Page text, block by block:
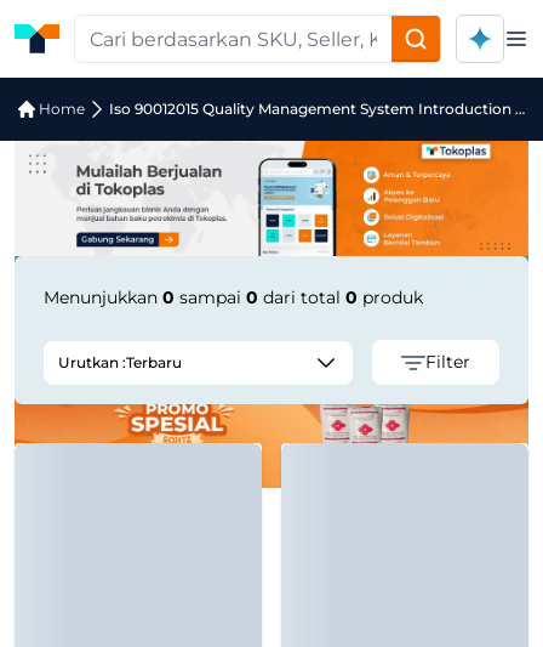
Home Iso 90012015 Quality Management System Introduction Elearning Course
Jual Iso 90012015 Quality
Menunjukkan 0 sampai 0 dari total 0 produk
Urutkan :Terbaru Filter